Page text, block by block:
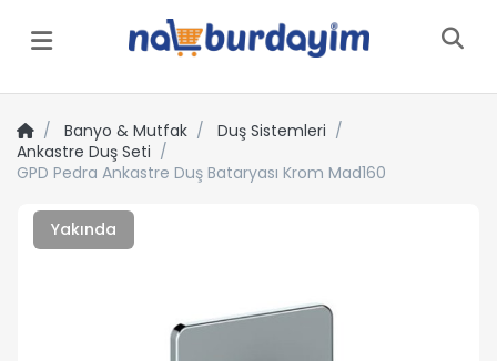
Menü
Banyo & Mutfak
Duş Sistemleri
Ankastre Duş Seti
GPD Pedra Ankastre Duş Bataryası Krom Mad160
Yakında